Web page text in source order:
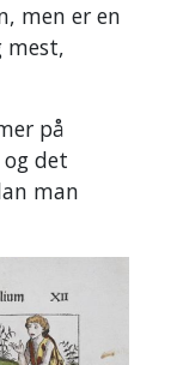
men er en
mest,
på
det
man